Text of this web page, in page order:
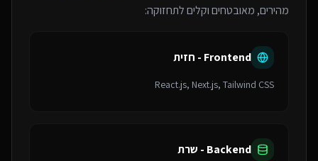
מהירים, מאובטחים וקלים לתחזוקה:
Frontend - חזית
React.js, Next.js, Tailwind CSS
Backend - שרת